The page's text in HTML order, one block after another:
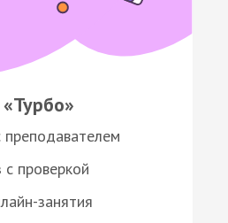
преподавателем
проверкой
занятия